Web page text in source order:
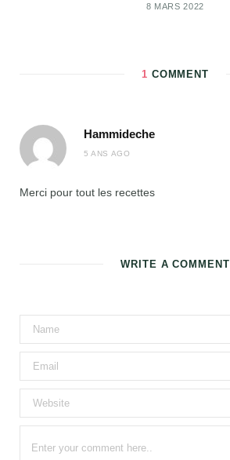
8 MARS 2022
1 COMMENT
Hammideche
5 ANS AGO
Merci pour tout les recettes
WRITE A COMMENT